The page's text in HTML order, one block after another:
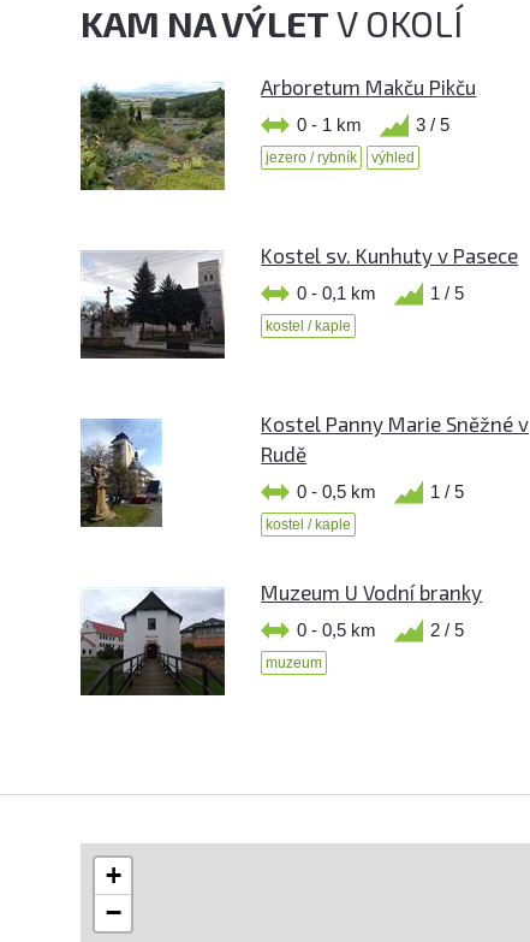
KAM NA VÝLETV OKOLÍ
Arboretum Makču Pikču
0 - 1 km 3 / 5
jezero / rybník výhled
Kostel sv. Kunhuty v Pasece
0 - 0,1 km 1 / 5
kostel / kaple
Kostel Panny Marie Sněžné v
Rudě
0 - 0,5 km 1 / 5
kostel / kaple
Muzeum U Vodní branky
0 - 0,5 km 2 / 5
muzeum
+
−